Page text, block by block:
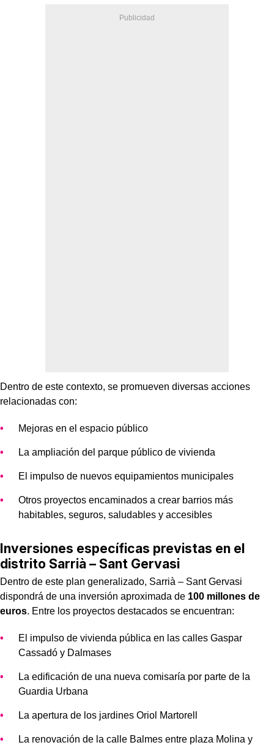
Dentro de este contexto, se promueven diversas acciones
relacionadas con:
Mejoras en el espacio público
La ampliación del parque público de vivienda
El impulso de nuevos equipamientos municipales
Otros proyectos encaminados a crear barrios más
habitables, seguros, saludables y accesibles
Inversiones específicas previstas en el
distrito Sarrià – Sant Gervasi
Dentro de este plan generalizado, Sarrià – Sant Gervasi
dispondrá de una inversión aproximada de 100 millones de
euros. Entre los proyectos destacados se encuentran:
El impulso de vivienda pública en las calles Gaspar
Cassadó y Dalmases
La edificación de una nueva comisaría por parte de la
Guardia Urbana
La apertura de los jardines Oriol Martorell
La renovación de la calle Balmes entre plaza Molina y